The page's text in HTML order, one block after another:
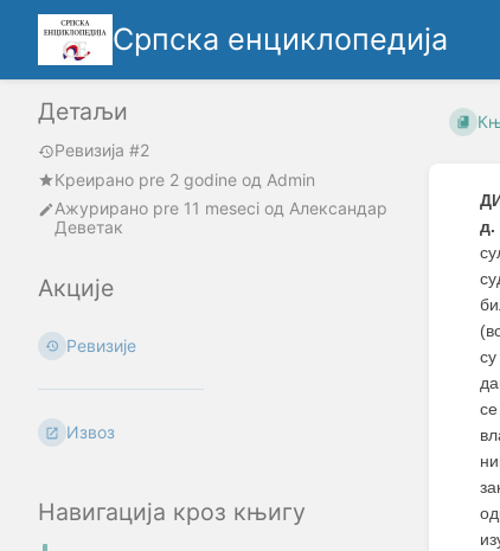
Српска енциклопедија
Детаљи
Ревизија #2
Креирано pre 2 godine oд Admin
Ажурирано pre 11 meseci од Александар
Деветак
Акције
Ревизије
Извоз
Навигација кроз књигу
д.